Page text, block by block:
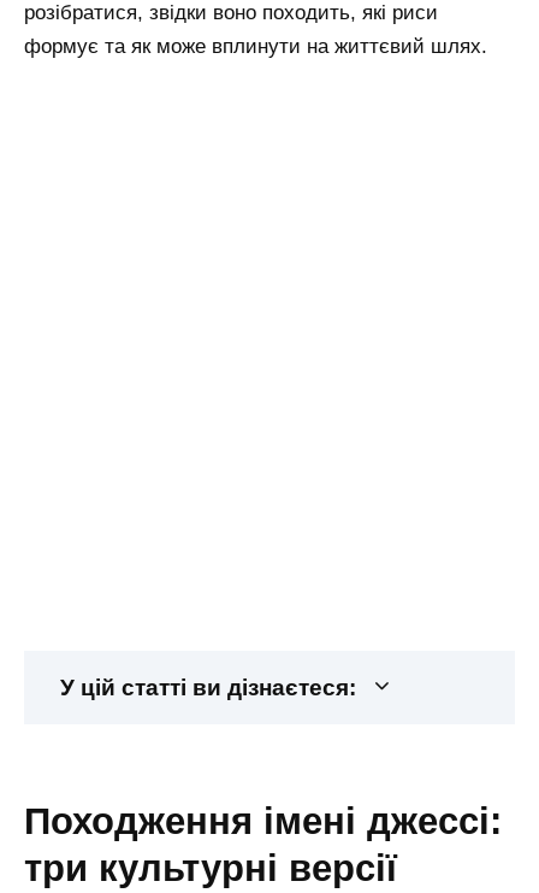
розібратися, звідки воно походить, які риси
формує та як може вплинути на життєвий шлях.
У цій статті ви дізнаєтеся:
походження імені джессі:
три культурні версії